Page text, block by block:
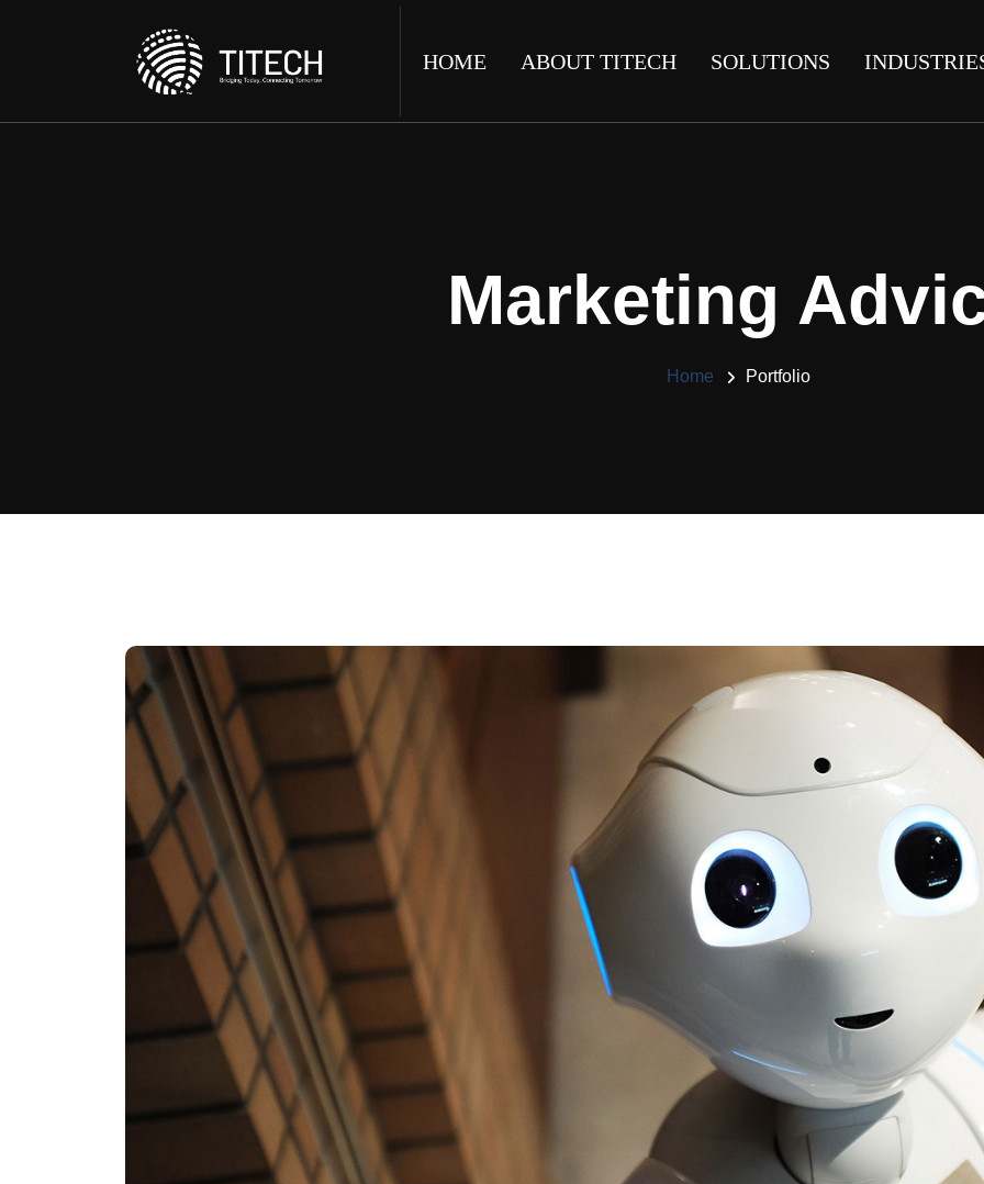
HOME ABOUT TITECH SOLUTIONS
Marketing
Home Portfolio